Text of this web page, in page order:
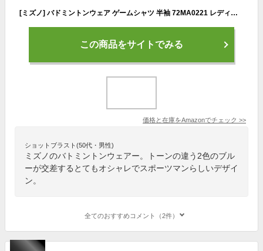
[ミズノ] バドミントンウェア ゲームシャツ 半袖 72MA0221 レディース ディーバブルー×トゥルーブルー S
この商品をサイトでみる
価格と在庫をAmazonでチェック >>
ショットブラスト(50代・男性)
ミズノのバトミントンウェアー。トーンの違う2色のブル
ーが交差するとてもオシャレでスポーツマンらしいデザイ
ン。
全てのおすすめコメント（2件）